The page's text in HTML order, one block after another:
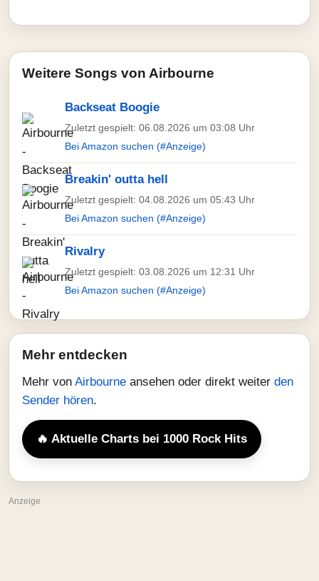
Weitere Songs von Airbourne
Backseat Boogie
Zuletzt gespielt: 06.08.2026 um 03:08 Uhr
Bei Amazon suchen (#Anzeige)
Breakin' outta hell
Zuletzt gespielt: 04.08.2026 um 05:43 Uhr
Bei Amazon suchen (#Anzeige)
Rivalry
Zuletzt gespielt: 03.08.2026 um 12:31 Uhr
Bei Amazon suchen (#Anzeige)
Mehr entdecken
Mehr von Airbourne ansehen oder direkt weiter den
Sender hören.
🔥 Aktuelle Charts bei 1000 Rock Hits
Anzeige